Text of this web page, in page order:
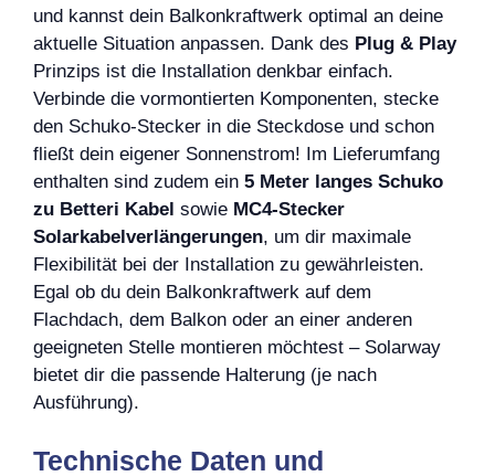
und kannst dein Balkonkraftwerk optimal an deine
aktuelle Situation anpassen. Dank des Plug & Play
Prinzips ist die Installation denkbar einfach.
Verbinde die vormontierten Komponenten, stecke
den Schuko-Stecker in die Steckdose und schon
fließt dein eigener Sonnenstrom! Im Lieferumfang
enthalten sind zudem ein 5 Meter langes Schuko
zu Betteri Kabel sowie MC4-Stecker
Solarkabelverlängerungen, um dir maximale
Flexibilität bei der Installation zu gewährleisten.
Egal ob du dein Balkonkraftwerk auf dem
Flachdach, dem Balkon oder an einer anderen
geeigneten Stelle montieren möchtest – Solarway
bietet dir die passende Halterung (je nach
Ausführung).
Technische Daten und